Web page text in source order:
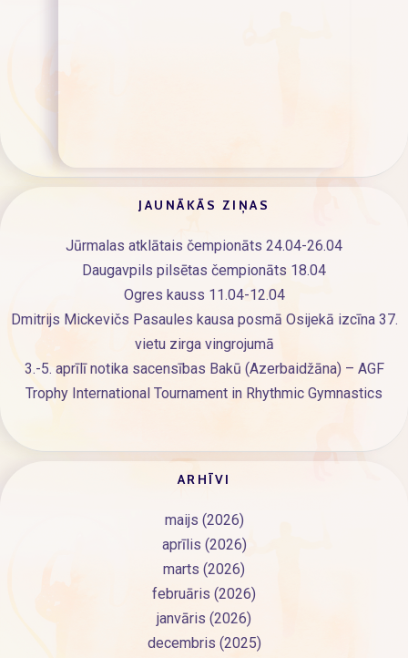
JAUNĀKĀS ZIŅAS
Jūrmalas atklātais čempionāts 24.04-26.04
Daugavpils pilsētas čempionāts 18.04
Ogres kauss 11.04-12.04
Dmitrijs Mickevičs Pasaules kausa posmā Osijekā izcīna 37.
vietu zirga vingrojumā
3.-5. aprīlī notika sacensības Bakū (Azerbaidžāna) – AGF
Trophy International Tournament in Rhythmic Gymnastics
ARHĪVI
maijs (2026)
aprīlis (2026)
marts (2026)
februāris (2026)
janvāris (2026)
decembris (2025)